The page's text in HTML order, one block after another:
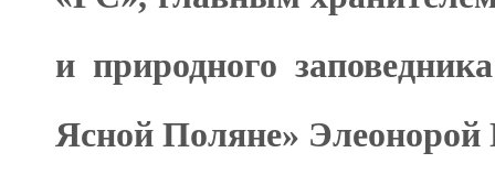
и природного
Ясной Поляне»